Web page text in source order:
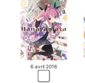
6 avril 2016